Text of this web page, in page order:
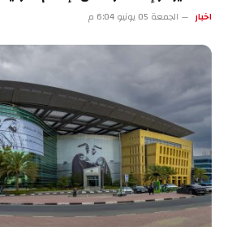
اخبار الجمعة 05 يونيو 6:04 م